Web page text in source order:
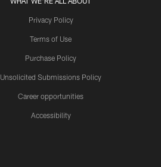
Privacy Policy
Terms of Use
Purchase Policy
Unsolicited Submissions Policy
Career opportunities
Accessibility